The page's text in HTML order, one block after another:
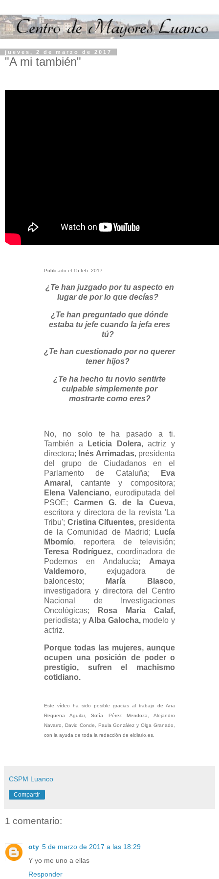
jueves, 2 de marzo de 2017
"A mi también"
Publicado el 15 feb. 2017
¿Te han juzgado por tu aspecto en
lugar de por lo que decías?
¿Te han preguntado que dónde
estaba tu jefe cuando la jefa eres
tú?
¿Te han cuestionado por no querer
tener hijos?
¿Te ha hecho tu novio sentirte
culpable simplemente por
mostrarte como eres?
No, no solo te ha pasado a ti.
También a
Leticia Dolera, actriz y
directora; Inés Arrimadas, presidenta
del grupo de Ciudadanos en el
Parlamento de Cataluña;
Eva
Amaral, cantante y compositora;
Elena Valenciano, eurodiputada del
PSOE; Carmen G. de la Cueva,
escritora y directora de la revista 'La
Tribu'; Cristina Cifuentes, presidenta
de la Comunidad de Madrid;
Lucía
Mbomío, reportera de televisión;
Teresa Rodríguez, coordinadora de
Podemos en Andalucía; Amaya
Valdemoro, exjugadora de
baloncesto;
María Blasco,
investigadora y directora del Centro
Nacional de Investigaciones
Oncológicas;
Rosa María Calaf,
periodista; y Alba Galocha,modelo y
actriz.
Porque todas las mujeres, aunque
ocupen una posición de poder o
prestigio, sufren el machismo
cotidiano.
Este vídeo ha sido posible gracias al trabajo de Ana
Requena Aguilar, Sofía Pérez Mendoza, Alejandro
Navarro, David Conde, Paula González y Olga Granado,
con la ayuda de toda la redacción de eldiario.es.
CSPM Luanco
Compartir
1 comentario:
oty 5 de marzo de 2017 a las 18:29
Y yo me uno a ellas
Responder